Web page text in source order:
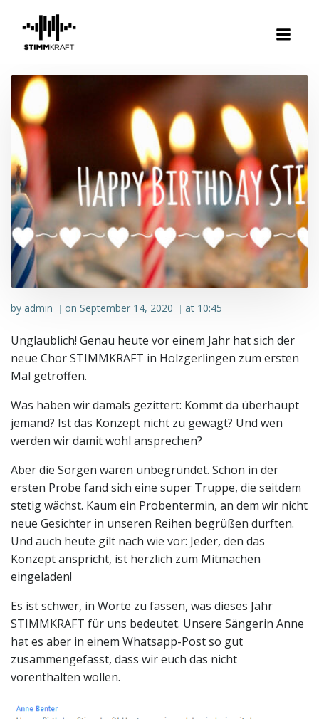
by admin | on September 14, 2020 | at 10:45
Unglaublich! Genau heute vor einem Jahr hat sich der
neue Chor STIMMKRAFT in Holzgerlingen zum ersten
Mal getroffen.
Was haben wir damals gezittert: Kommt da überhaupt
jemand? Ist das Konzept nicht zu gewagt? Und wen
werden wir damit wohl ansprechen?
Aber die Sorgen waren unbegründet. Schon in der
ersten Probe fand sich eine super Truppe, die seitdem
stetig wächst. Kaum ein Probentermin, an dem wir nicht
neue Gesichter in unseren Reihen begrüßen durften.
Und auch heute gilt nach wie vor: Jeder, den das
Konzept anspricht, ist herzlich zum Mitmachen
eingeladen!
Es ist schwer, in Worte zu fassen, was dieses Jahr
STIMMKRAFT für uns bedeutet. Unsere Sängerin Anne
hat es aber in einem Whatsapp-Post so gut
zusammengefasst, dass wir euch das nicht
vorenthalten wollen.